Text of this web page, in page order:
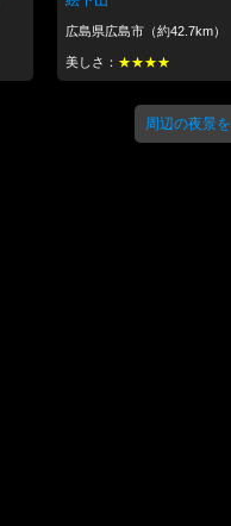
広島県広島市（約42.7km）
美しさ： ★★★★
周辺の夜景